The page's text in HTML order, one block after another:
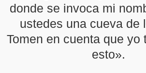
donde se invoca mi
ustedes una cueva de
Tomen en cuenta que yo
esto».